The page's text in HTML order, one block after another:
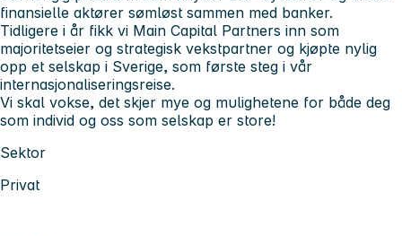
finansielle aktører sømløst sammen med banker.
Tidligere i år fikk vi Main Capital Partners inn som
majoritetseier og strategisk vekstpartner og kjøpte nylig
opp et selskap i Sverige, som første steg i vår
internasjonaliseringsreise.
Vi skal vokse, det skjer mye og mulighetene for både deg
som individ og oss som selskap er store!
Sektor
Privat